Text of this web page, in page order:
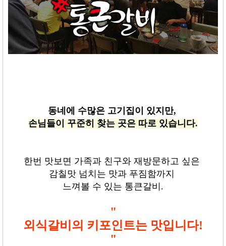
동네에 수많은 고기집이 있지만,
손님들이 꾸준히 찾는 곳은 따로 있습니다.
한번 맛보면 가족과 친구와 재방문하고 싶은
감칠맛 넘치는 맛과 푸짐함까지
느껴볼 수 있는 통큰갈비 .
"
외식갈비의 키포인트는 맛입니다!
"